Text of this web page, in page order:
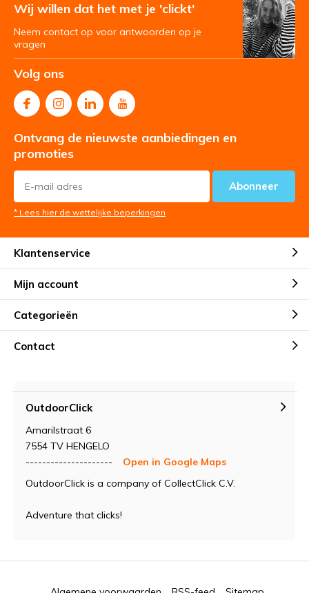
Wij willen dat het met je 'clickt'
Neem contact op voor antwoorden op je
vragen
Volg ons
Ontvang de nieuwste aanbiedingen en
promoties
Abonneer
* Lees hier de wettelijke beperkingen
Klantenservice
Mijn account
Categorieën
Contact
OutdoorClick
Amarilstraat 6
7554 TV HENGELO
---------------------
Open in Google Maps
OutdoorClick is a company of CollectClick C.V.
Adventure that clicks!